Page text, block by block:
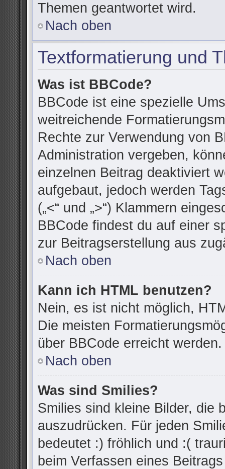
Themen geantwortet wird.
Nach oben
Textformatierung und
Was ist BBCode?
BBCode ist eine spezielle
weitreichende
Rechte zur Verwendung von
Administration vergeben,
einzelnen Beitrag deaktiviert
aufgebaut, jedoch werden
(„<“ und „>“) Klammern
BBCode findest du auf einer
zur Beitragserstellung aus
Nach oben
Kann ich HTML benutzen?
Nein, es ist nicht möglich,
Die meisten
über BBCode erreicht werden.
Nach oben
Was sind Smilies?
Smilies sind kleine Bilder, die
auszudrücken. Für jeden
bedeutet :) fröhlich und :(
beim Verfassen eines